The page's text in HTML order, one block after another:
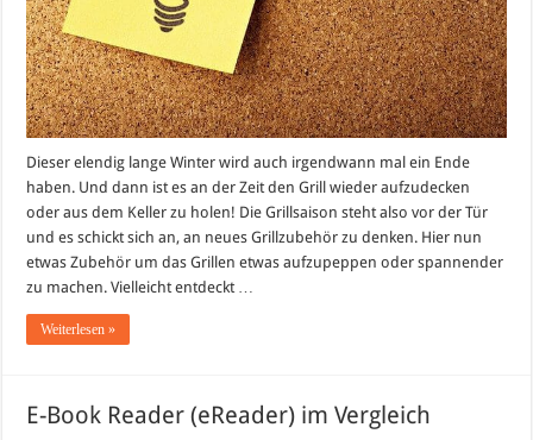
Dieser elendig lange Winter wird auch irgendwann mal ein Ende
haben. Und dann ist es an der Zeit den Grill wieder aufzudecken
oder aus dem Keller zu holen! Die Grillsaison steht also vor der Tür
und es schickt sich an, an neues Grillzubehör zu denken. Hier nun
etwas Zubehör um das Grillen etwas aufzupeppen oder spannender
zu machen. Vielleicht entdeckt …
Weiterlesen »
E-Book Reader (eReader) im Vergleich